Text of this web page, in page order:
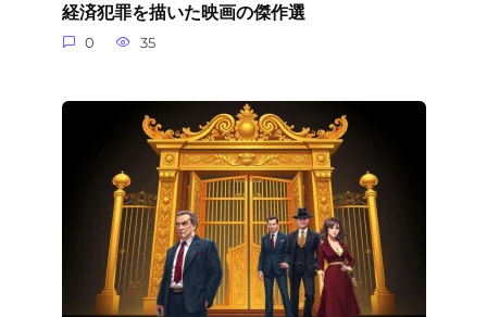
経済犯罪を描いた映画の傑作選
0 35